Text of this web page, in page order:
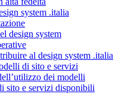
system .italia
design system
al design system .italia
di sito e servizi
dei modelli
sito e servizi disponibili